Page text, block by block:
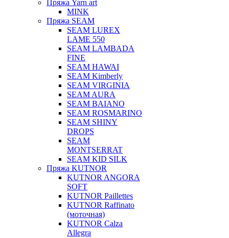
Пряжа Yarn art
MINK
Пряжа SEAM
SEAM LUREX
LAME 550
SEAM LAMBADA
FINE
SEAM HAWAI
SEAM Kimberly
SEAM VIRGINIA
SEAM AURA
SEAM BAIANO
SEAM ROSMARINO
SEAM SHINY
DROPS
SEAM
MONTSERRAT
SEAM KID SILK
Пряжа KUTNOR
KUTNOR ANGORA
SOFT
KUTNOR Paillettes
KUTNOR Raffinato
(моточная)
KUTNOR Calza
Allegra